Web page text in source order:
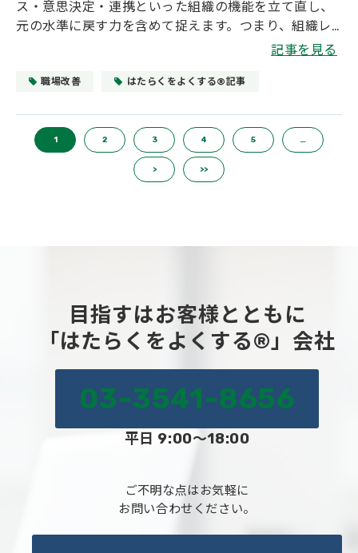
ス・意思決定・連携といった組織の機能を立て直し、
元の水準に戻す力を含めて捉えます。つまり、組織レ
ジリエンスとは「変化の中で成果を維持し、回復し、
は、レジリエンスが高い組織の特徴、レジリエンスが
記事を見る
職場改善 はたらくをよくする®記事
1 2 3 4 5 …
> >>
目指すはお客様とともに
「はたらくをよくする®」会社
03-3541-8656
平日 9:00～18:00
ご不明な点はお気軽に
お問い合わせください。